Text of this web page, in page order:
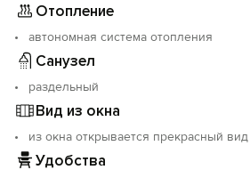
Отопление
автономная система отопления
Санузел
раздельный
Вид из окна
из окна открывается прекрасный
Удобства